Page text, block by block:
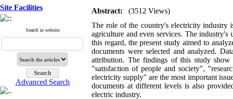
Site Facilities
Search in website
Advanced Search
Abstract:
(3512 Views)
The role of the country's electricity industry
agriculture and even services. The
this regard, the present study aimed to
documents were selected and analyzed.
attribution. The findings of this study
"satisfaction of people and society",
electricity supply" are the most important
documents at different levels is also
electric industry.